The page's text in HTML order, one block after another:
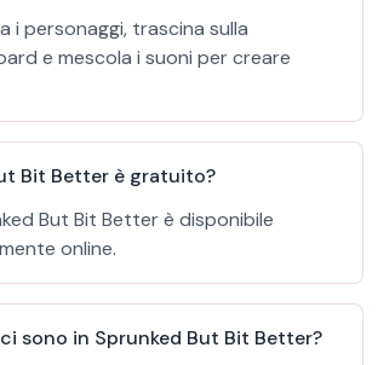
i personaggi, trascina sulla
e mescola i suoni per creare
Bit Better è gratuito?
But Bit Better è disponibile
online.
sono in Sprunked But Bit Better?